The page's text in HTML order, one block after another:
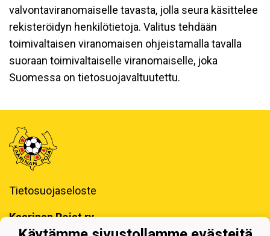
valvontaviranomaiselle tavasta, jolla seura käsittelee
rekisteröidyn henkilötietoja. Valitus tehdään
toimivaltaisen viranomaisen ohjeistamalla tavalla
suoraan toimivaltaiselle viranomaiselle, joka
Suomessa on tietosuojavaltuutettu.
Tietosuojaseloste
Kaarinan Pojat ry
Erotuomarinkatu 4, 20780 Kaarina